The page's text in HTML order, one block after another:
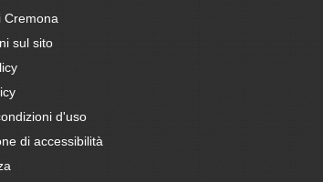
Cremona
sul sito
d'uso
di accessibilità